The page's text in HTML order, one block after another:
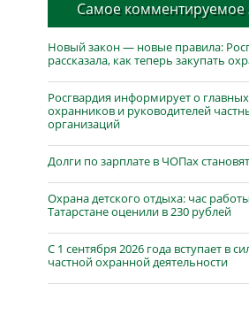
Самое комментируемое
Новый закон — новые правила:
рассказала, как теперь закупать
Росгвардия информирует о
охранников и руководителей
организаций
Долги по зарплате в ЧОПах
Охрана детского отдыха: час
Татарстане оценили в 230 рублей
С 1 сентября 2026 года вступает в
частной охранной деятельности